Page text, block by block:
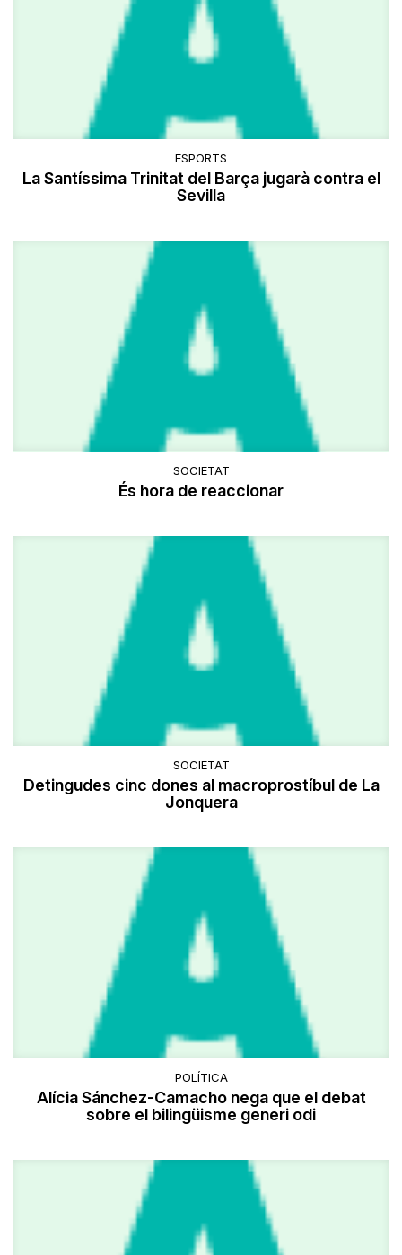
ESPORTS
La Santíssima Trinitat del Barça jugarà contra el
Sevilla
SOCIETAT
És hora de reaccionar
SOCIETAT
Detingudes cinc dones al macroprostíbul de La
Jonquera
POLÍTICA
Alícia Sánchez-Camacho nega que el debat
sobre el bilingüisme generi odi